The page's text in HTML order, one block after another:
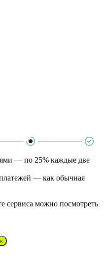
— по 25% каждые две
— как обычная
можно посмотреть